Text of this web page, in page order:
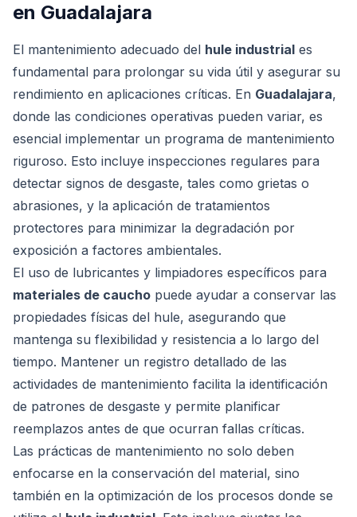
en Guadalajara
El mantenimiento adecuado del hule industrial es
fundamental para prolongar su vida útil y asegurar su
rendimiento en aplicaciones críticas. En Guadalajara,
donde las condiciones operativas pueden variar, es
esencial implementar un programa de mantenimiento
riguroso. Esto incluye inspecciones regulares para
detectar signos de desgaste, tales como grietas o
abrasiones, y la aplicación de tratamientos
protectores para minimizar la degradación por
exposición a factores ambientales.
El uso de lubricantes y limpiadores específicos para
materiales de caucho puede ayudar a conservar las
propiedades físicas del hule, asegurando que
mantenga su flexibilidad y resistencia a lo largo del
tiempo. Mantener un registro detallado de las
actividades de mantenimiento facilita la identificación
de patrones de desgaste y permite planificar
reemplazos antes de que ocurran fallas críticas.
Las prácticas de mantenimiento no solo deben
enfocarse en la conservación del material, sino
también en la optimización de los procesos donde se